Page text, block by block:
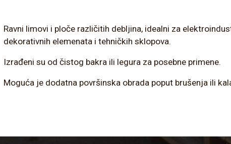
Ravni limovi i ploče različitih debljina, idealni za
dekorativnih elemenata i tehničkih sklopova.
Izrađeni su od čistog bakra ili legura za posebne primene.
Moguća je dodatna površinska obrada poput brušenja ili